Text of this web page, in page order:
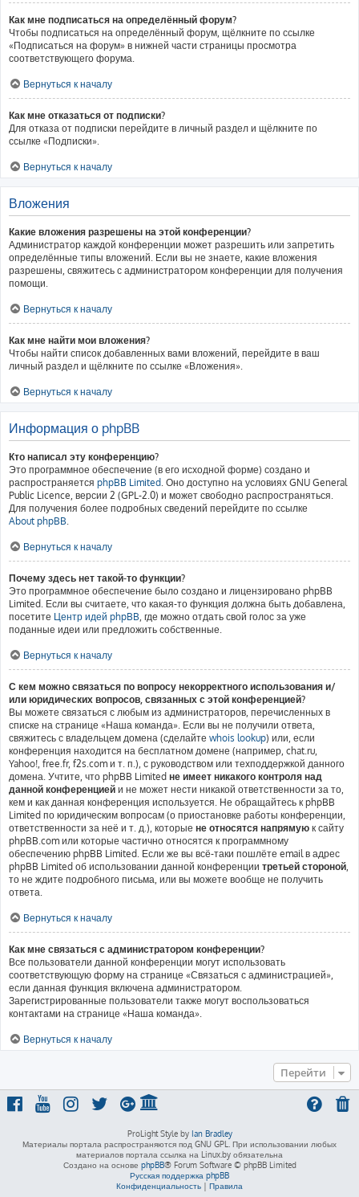
Как мне подписаться на определённый форум?
Чтобы подписаться на определённый форум, щёлкните по ссылке
«Подписаться на форум» в нижней части страницы просмотра
соответствующего форума.
Вернуться к началу
Как мне отказаться от подписки?
Для отказа от подписки перейдите в личный раздел и щёлкните по
ссылке «Подписки».
Вернуться к началу
Вложения
Какие вложения разрешены на этой конференции?
Администратор каждой конференции может разрешить или запретить
определённые типы вложений. Если вы не знаете, какие вложения
разрешены, свяжитесь с администратором конференции для получения
помощи.
Вернуться к началу
Как мне найти мои вложения?
Чтобы найти список добавленных вами вложений, перейдите в ваш
личный раздел и щёлкните по ссылке «Вложения».
Вернуться к началу
Информация о phpBB
Кто написал эту конференцию?
Это программное обеспечение (в его исходной форме) создано и
распространяется phpBB Limited. Оно доступно на условиях GNU General
Public Licence, версии 2 (GPL-2.0) и может свободно распространяться.
Для получения более подробных сведений перейдите по ссылке
About phpBB.
Вернуться к началу
Почему здесь нет такой-то функции?
Это программное обеспечение было создано и лицензировано phpBB
Limited. Если вы считаете, что какая-то функция должна быть добавлена,
посетите Центр идей phpBB, где можно отдать свой голос за уже
поданные идеи или предложить собственные.
Вернуться к началу
С кем можно связаться по вопросу некорректного использования и/
или юридических вопросов, связанных с этой конференцией?
Вы можете связаться с любым из администраторов, перечисленных в
списке на странице «Наша команда». Если вы не получили ответа,
свяжитесь с владельцем домена (сделайте whois lookup) или, если
конференция находится на бесплатном домене (например, chat.ru,
Yahoo!, free.fr, f2s.com и т. п.), с руководством или техподдержкой данного
домена. Учтите, что phpBB Limited не имеет никакого контроля над
данной конференцией и не может нести никакой ответственности за то,
кем и как данная конференция используется. Не обращайтесь к phpBB
Limited по юридическим вопросам (о приостановке работы конференции,
ответственности за неё и т. д.), которые не относятся напрямую к сайту
phpBB.com или которые частично относятся к программному
обеспечению phpBB Limited. Если же вы всё-таки пошлёте email в адрес
phpBB Limited об использовании данной конференции третьей стороной,
то не ждите подробного письма, или вы можете вообще не получить
ответа.
Вернуться к началу
Как мне связаться с администратором конференции?
Все пользователи данной конференции могут использовать
соответствующую форму на странице «Связаться с администрацией»,
если данная функция включена администратором.
Зарегистрированные пользователи также могут воспользоваться
контактами на странице «Наша команда».
Вернуться к началу
Перейти
ProLight Style by Ian Bradley
Материалы портала распространяются под GNU GPL. При использовании любых
материалов портала ссылка на Linux.by обязательна
Создано на основе phpBB® Forum Software © phpBB Limited
Русская поддержка phpBB
Конфиденциальность | Правила